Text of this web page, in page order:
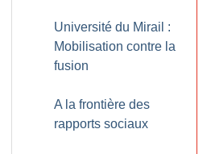
Université du Mirail :
Mobilisation contre la
fusion
A la frontière des
rapports sociaux